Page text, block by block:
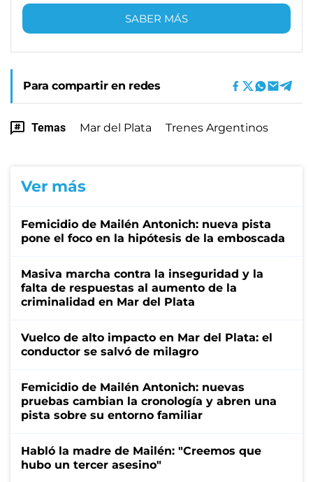
SABER MÁS
Para compartir en redes
Temas Mar del Plata Trenes Argentinos
Ver más
Femicidio de Mailén Antonich: nueva pista
pone el foco en la hipótesis de la emboscada
Masiva marcha contra la inseguridad y la
falta de respuestas al aumento de la
criminalidad en Mar del Plata
Vuelco de alto impacto en Mar del Plata: el
conductor se salvó de milagro
Femicidio de Mailén Antonich: nuevas
pruebas cambian la cronología y abren una
pista sobre su entorno familiar
Habló la madre de Mailén: "Creemos que
hubo un tercer asesino"